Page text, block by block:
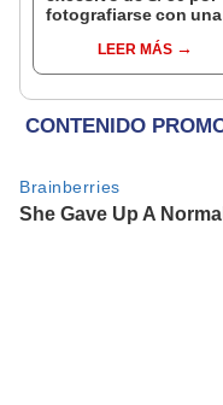
fotografiarse con una
Serenazgo recuperó el
dinero
LEER MÁS